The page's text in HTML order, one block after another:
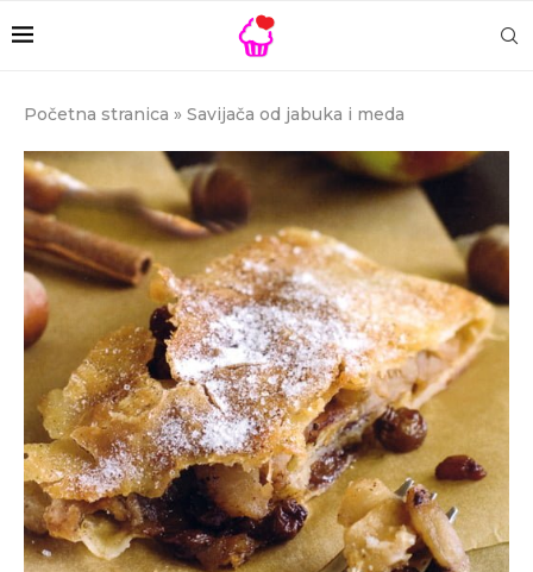
Početna stranica » Savijača od jabuka i meda